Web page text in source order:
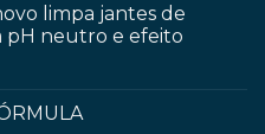
limpa jantes de
pH neutro e efeito